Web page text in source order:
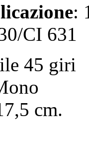
:
CI 631
45 giri
cm.